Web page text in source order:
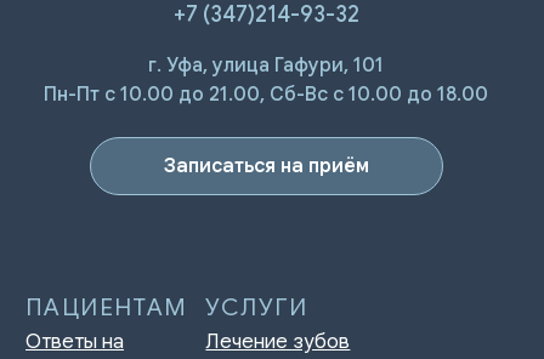
+7 (347)214-93-32
г. Уфа, улица Гафури, 101
Пн-Пт с 10.00 до 21.00, Сб-Вс с 10.00 до 18.00
Записаться на приём